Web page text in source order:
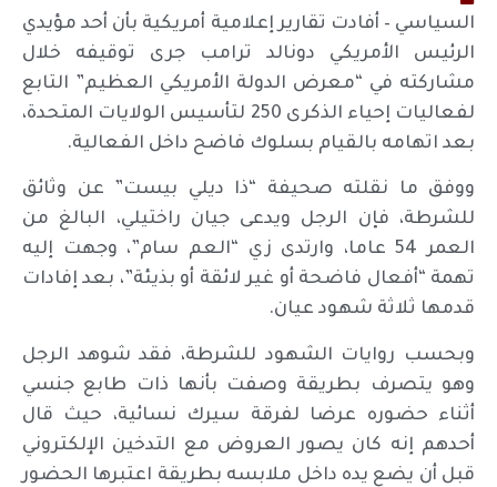
السياسي – أفادت تقارير إعلامية أمريكية بأن أحد مؤيدي
الرئيس الأمريكي دونالد ترامب جرى توقيفه خلال
مشاركته في “معرض الدولة الأمريكي العظيم” التابع
لفعاليات إحياء الذكرى 250 لتأسيس الولايات المتحدة،
بعد اتهامه بالقيام بسلوك فاضح داخل الفعالية.
ووفق ما نقلته صحيفة “ذا ديلي بيست” عن وثائق
للشرطة، فإن الرجل ويدعى جيان راختيلي، البالغ من
العمر 54 عاما، وارتدى زي “العم سام”، وجهت إليه
تهمة “أفعال فاضحة أو غير لائقة أو بذيئة”، بعد إفادات
قدمها ثلاثة شهود عيان.
وبحسب روايات الشهود للشرطة، فقد شوهد الرجل
وهو يتصرف بطريقة وصفت بأنها ذات طابع جنسي
أثناء حضوره عرضا لفرقة سيرك نسائية، حيث قال
أحدهم إنه كان يصور العروض مع التدخين الإلكتروني
قبل أن يضع يده داخل ملابسه بطريقة اعتبرها الحضور